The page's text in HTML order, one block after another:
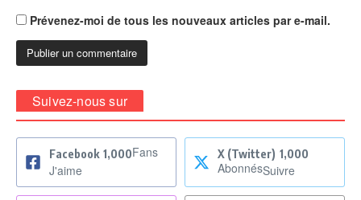
Prévenez-moi de tous les nouveaux articles par e-mail.
Suivez-nous sur
Facebook 1,000Fans
J'aime
X (Twitter) 1,000
AbonnésSuivre